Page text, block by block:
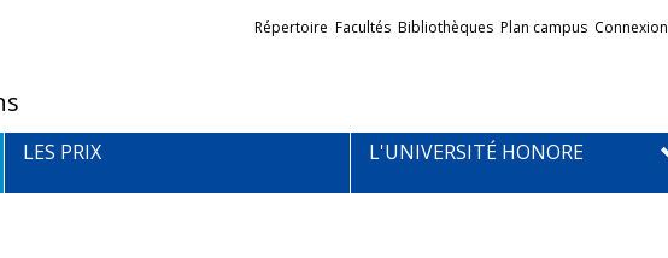
Liens
externes
Répertoire Facultés Bibliothèques Plan campus Connexion
LES PRIX L'UNIVERSITÉ HONORE